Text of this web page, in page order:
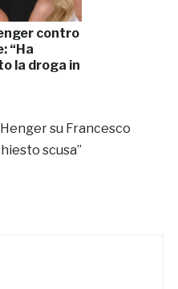
contro
“Ha
la droga in
Henger su Francesco
scusa”